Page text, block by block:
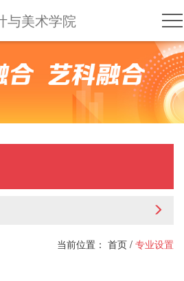
与美术学院
当前位置： 首页 / 专业设置